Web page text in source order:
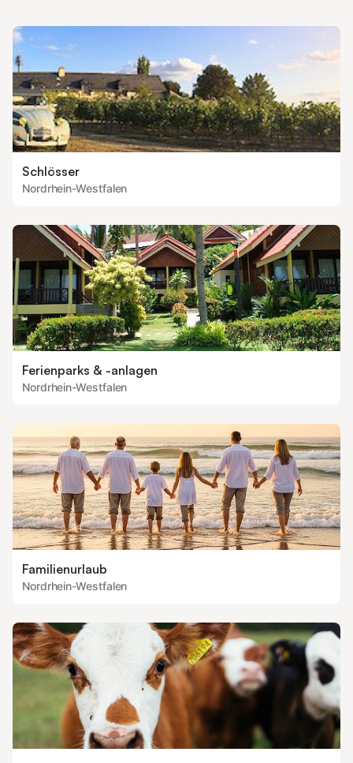
Schlösser
Nordrhein-Westfalen
Ferienparks & -anlagen
Nordrhein-Westfalen
Familienurlaub
Nordrhein-Westfalen